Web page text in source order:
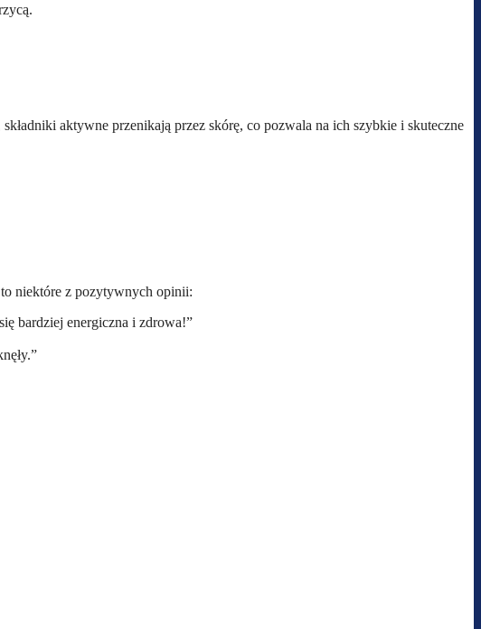
aktywne przenikają przez skórę, co pozwala na ich szybkie i skuteczne
niektóre z pozytywnych opinii:
bardziej energiczna i zdrowa!”